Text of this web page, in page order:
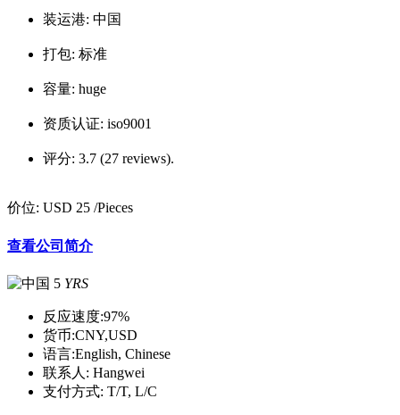
装运港: 中国
打包: 标准
容量: huge
资质认证: iso9001
评分: 3.7 (27 reviews).
价位: USD 25 /Pieces
查看公司简介
5 YRS
反应速度:97%
货币:CNY,USD
语言:English, Chinese
联系人: Hangwei
支付方式: T/T, L/C